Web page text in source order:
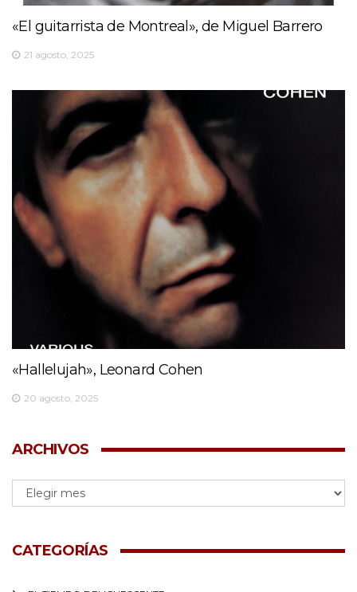
«El guitarrista de Montreal», de Miguel Barrero
21 agosto, 2025
«Hallelujah», Leonard Cohen
20 agosto, 2025
ARCHIVOS
CATEGORÍAS